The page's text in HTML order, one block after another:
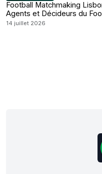
Football Matchmaking
Agents et Décideurs du
14 juillet 2026